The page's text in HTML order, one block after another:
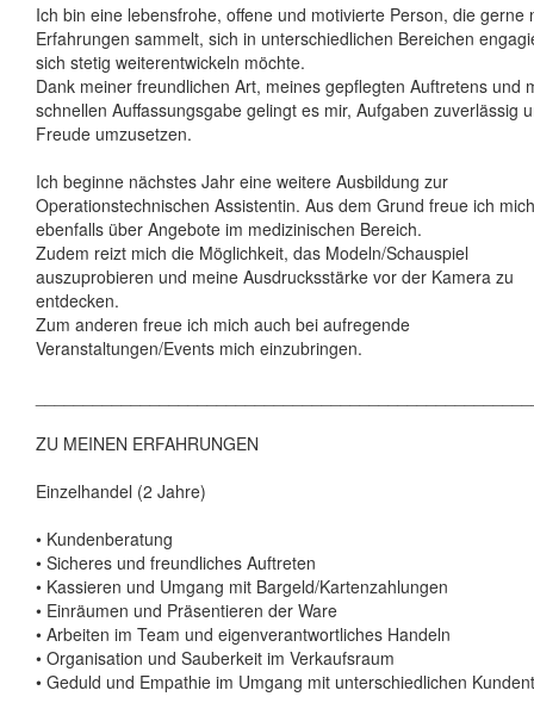
Ich bin eine lebensfrohe, offene und motivierte Person, die gerne
Erfahrungen sammelt, sich in unterschiedlichen Bereichen
sich stetig weiterentwickeln möchte.
Dank meiner freundlichen Art, meines gepflegten Auftretens und
schnellen Auffassungsgabe gelingt es mir, Aufgaben zuverlässig
Freude umzusetzen.
Ich beginne nächstes Jahr eine weitere Ausbildung zur
Operationstechnischen Assistentin. Aus dem Grund freue ich mich
ebenfalls über Angebote im medizinischen Bereich.
Zudem reizt mich die Möglichkeit, das Modeln/Schauspiel
auszuprobieren und meine Ausdrucksstärke vor der Kamera zu
entdecken.
Zum anderen freue ich mich auch bei aufregende
Veranstaltungen/Events mich einzubringen.
ZU MEINEN ERFAHRUNGEN
Einzelhandel (2 Jahre)
• Kundenberatung
• Sicheres und freundliches Auftreten
• Kassieren und Umgang mit Bargeld/Kartenzahlungen
• Einräumen und Präsentieren der Ware
• Arbeiten im Team und eigenverantwortliches Handeln
• Organisation und Sauberkeit im Verkaufsraum
• Geduld und Empathie im Umgang mit unterschiedlichen